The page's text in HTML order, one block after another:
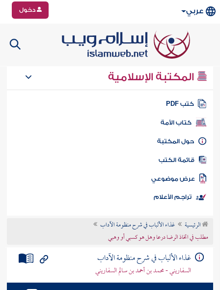
عربي دخول
المكتبة الإسلامية
كتب PDF
كتاب الأمة
المكتبة
الكتب
موضوعي
تراجم الأعلام
الرئيسية
غذاء الألباب في شرح منظومة الآداب
مطلب في اتخاذ الرضا درعا وهل هو كسبي أو وهبي
غذاء الألباب في شرح منظومة الآداب
السفاريني - محمد بن أحمد بن سالم السفاريني